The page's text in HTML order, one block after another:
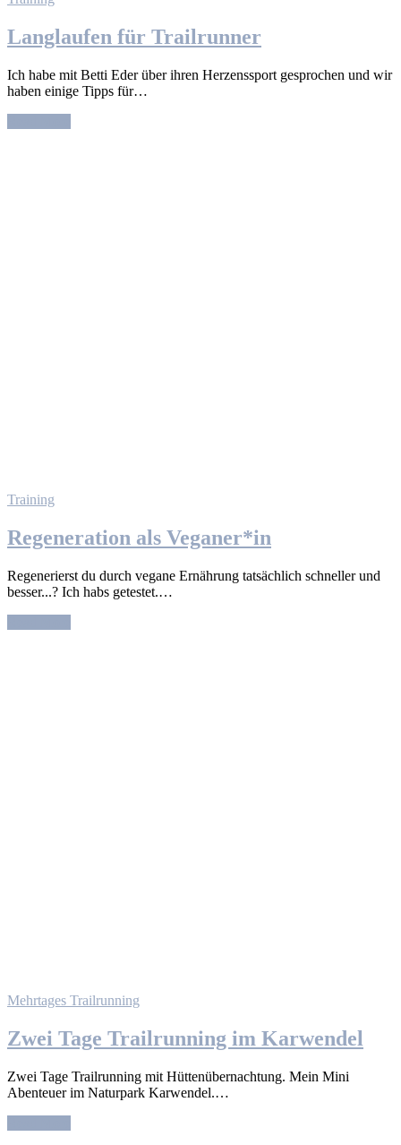
Langlaufen für Trailrunner
Ich habe mit Betti Eder über ihren Herzenssport gesprochen und wir
haben einige Tipps für…
Training
Regeneration als Veganer*in
Regenerierst du durch vegane Ernährung tatsächlich schneller und
besser...? Ich habs getestet.…
Mehrtages Trailrunning
Zwei Tage Trailrunning im Karwendel
Zwei Tage Trailrunning mit Hüttenübernachtung. Mein Mini
Abenteuer im Naturpark Karwendel.…